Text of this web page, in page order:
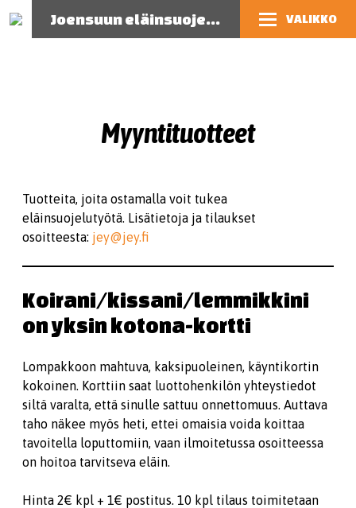
Joensuun eläinsuojeluyhdistys VALIKKO
Myyntituotteet
Tuotteita, joita ostamalla voit tukea
eläinsuojelutyötä. Lisätietoja ja tilaukset
osoitteesta: jey@jey.fi
Koirani/kissani/lemmikkini
on yksin kotona-kortti
Lompakkoon mahtuva, kaksipuoleinen, käyntikortin
kokoinen. Korttiin saat luottohenkilön yhteystiedot
siltä varalta, että sinulle sattuu onnettomuus. Auttava
taho näkee myös heti, ettei omaisia voida koittaa
tavoitella loputtomiin, vaan ilmoitetussa osoitteessa
on hoitoa tarvitseva eläin.
Hinta 2€ kpl + 1€ postitus. 10 kpl tilaus toimitetaan